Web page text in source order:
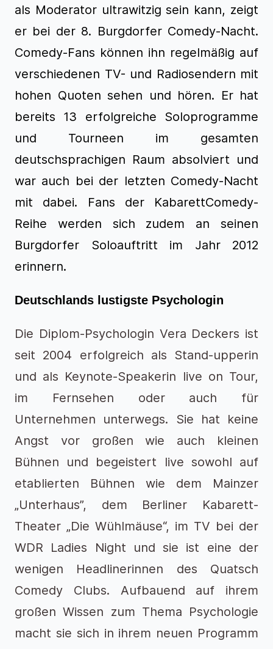
als Moderator ultrawitzig sein kann, zeigt
er bei der 8. Burgdorfer Comedy-Nacht.
Comedy-Fans können ihn regelmäßig auf
verschiedenen TV- und Radiosendern mit
hohen Quoten sehen und hören. Er hat
bereits 13 erfolgreiche Soloprogramme
und Tourneen im gesamten
deutschsprachigen Raum absolviert und
war auch bei der letzten Comedy-Nacht
mit dabei. Fans der KabarettComedy-
Reihe werden sich zudem an seinen
Burgdorfer Soloauftritt im Jahr 2012
erinnern.
Deutschlands lustigste Psychologin
Die Diplom-Psychologin Vera Deckers ist
seit 2004 erfolgreich als Stand-upperin
und als Keynote-Speakerin live on Tour,
im Fernsehen oder auch für
Unternehmen unterwegs. Sie hat keine
Angst vor großen wie auch kleinen
Bühnen und begeistert live sowohl auf
etablierten Bühnen wie dem Mainzer
„Unterhaus”, dem Berliner Kabarett-
Theater „Die Wühlmäuse“, im TV bei der
WDR Ladies Night und sie ist eine der
wenigen Headlinerinnen des Quatsch
Comedy Clubs. Aufbauend auf ihrem
großen Wissen zum Thema Psychologie
macht sie sich in ihrem neuen Programm